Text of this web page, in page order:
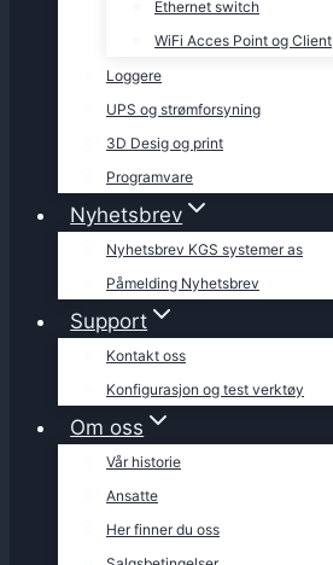
Ethernet switch
WiFi Acces Point og Client
Loggere
UPS og strømforsyning
3D Desig og print
Programvare
Nyhetsbrev
Nyhetsbrev KGS systemer as
Påmelding Nyhetsbrev
Support
Kontakt oss
Konfigurasjon og test verktøy
Om oss
Vår historie
Ansatte
Her finner du oss